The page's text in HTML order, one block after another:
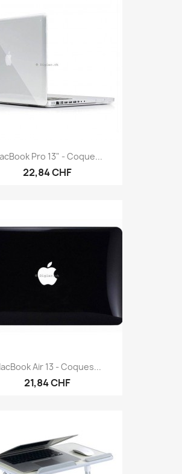
Pro 13" - Coque...
22,84 CHF
Air 13 - Coques...
21,84 CHF